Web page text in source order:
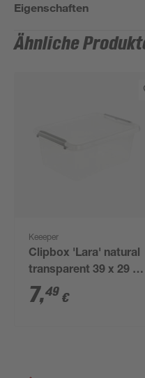
Eigenschaften
Ähnliche
Keeeper
Clipbox 'Lara' natural
transparent 39 x 29 x
16,5 cm 12,5 l mit
Deckel
7,49 €